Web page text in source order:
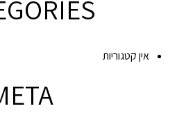
אין קטגוריות